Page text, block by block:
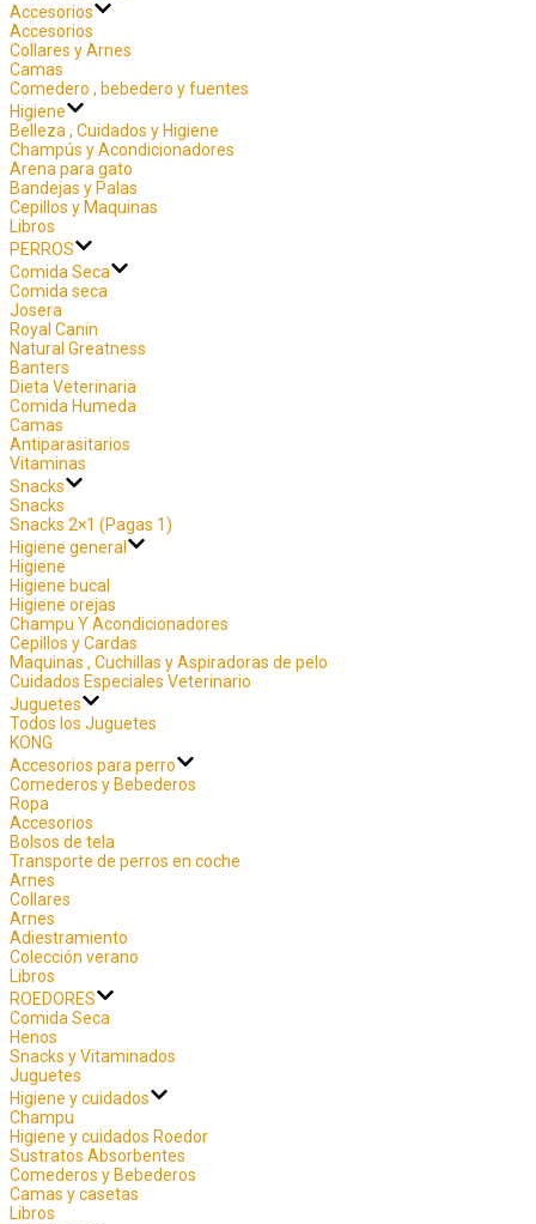
Accesorios
Accesorios
Collares y Arnes
Camas
Comedero , bebedero y fuentes
Higiene
Belleza , Cuidados y Higiene
Champús y Acondicionadores
Arena para gato
Bandejas y Palas
Cepillos y Maquinas
Libros
PERROS
Comida Seca
Comida seca
Josera
Royal Canin
Natural Greatness
Banters
Dieta Veterinaria
Comida Humeda
Camas
Antiparasitarios
Vitaminas
Snacks
Snacks
Snacks 2×1 (Pagas 1)
Higiene general
Higiene
Higiene bucal
Higiene orejas
Champu Y Acondicionadores
Cepillos y Cardas
Maquinas , Cuchillas y Aspiradoras de pelo
Cuidados Especiales Veterinario
Juguetes
Todos los Juguetes
KONG
Accesorios para perro
Comederos y Bebederos
Ropa
Accesorios
Bolsos de tela
Transporte de perros en coche
Arnes
Collares
Arnes
Adiestramiento
Colección verano
Libros
ROEDORES
Comida Seca
Henos
Snacks y Vitaminados
Juguetes
Higiene y cuidados
Champu
Higiene y cuidados Roedor
Sustratos Absorbentes
Comederos y Bebederos
Camas y casetas
Libros